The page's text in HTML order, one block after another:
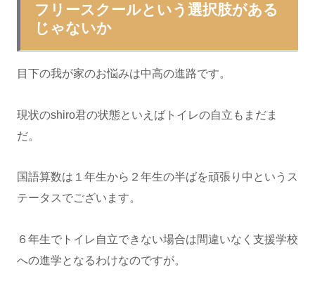
フリースクールという選択肢がある
じゃないか
目下の我が家のお悩みは中高の進路です。
現状のshiro君の状態といえばトイレの自立もまだま
だ。
国語算数は１年生から２年生の半ばを頑張り中というス
テータスでございます。
６年生でトイレ自立できない場合は間違いなく支援学校
への進学となるわけなのですが。